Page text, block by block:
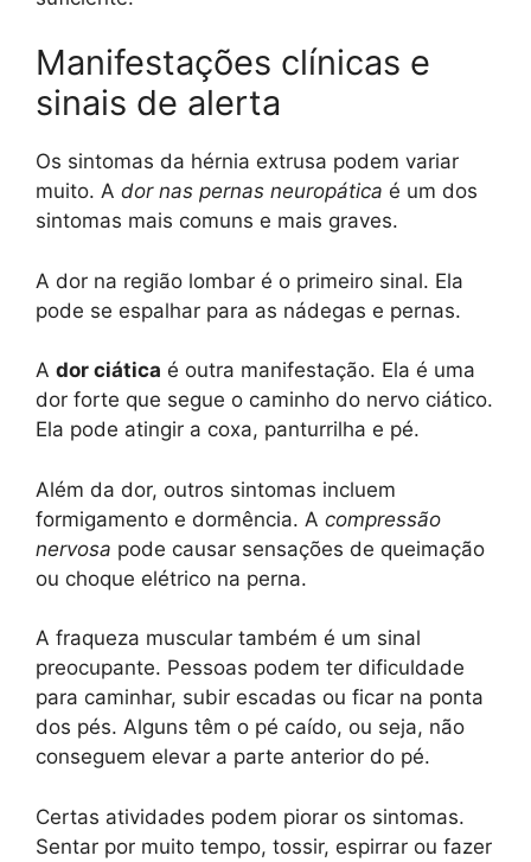
Manifestações clínicas e
sinais de alerta
Os sintomas da hérnia extrusa podem variar
muito. A dor nas pernas neuropática é um dos
sintomas mais comuns e mais graves.
A dor na região lombar é o primeiro sinal. Ela
pode se espalhar para as nádegas e pernas.
A dor ciática é outra manifestação. Ela é uma
dor forte que segue o caminho do nervo ciático.
Ela pode atingir a coxa, panturrilha e pé.
Além da dor, outros sintomas incluem
formigamento e dormência. A compressão
nervosa pode causar sensações de queimação
ou choque elétrico na perna.
A fraqueza muscular também é um sinal
preocupante. Pessoas podem ter dificuldade
para caminhar, subir escadas ou ficar na ponta
dos pés. Alguns têm o pé caído, ou seja, não
conseguem elevar a parte anterior do pé.
Certas atividades podem piorar os sintomas.
Sentar por muito tempo, tossir, espirrar ou fazer